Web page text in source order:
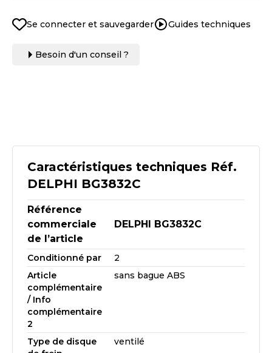
Caractéristiques techniques Réf.
DELPHI BG3832C
Référence
commerciale
de l’article
DELPHI BG3832C
Conditionné par
2
Article
complémentaire
/ Info
complémentaire
2
sans bague ABS
Type de disque
ventilé
Se connecter et sauvegarder Guides techniques
Besoin d'un conseil ?